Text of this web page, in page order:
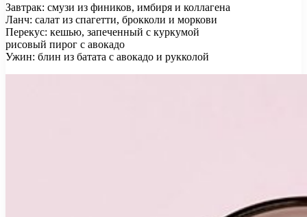
Завтрак: смузи из фиников, имбиря и коллагена
Ланч: салат из спагетти, брокколи и моркови
Перекус: кешью, запеченный с куркумой
рисовый пирог с авокадо
Ужин: блин из батата с авокадо и рукколой